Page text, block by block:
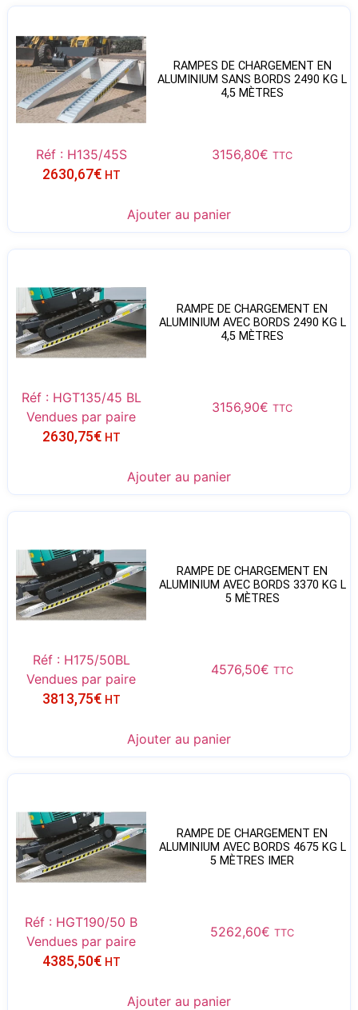
RAMPES DE CHARGEMENT EN
ALUMINIUM SANS BORDS 2490 KG L
4,5 MÈTRES
Réf : H135/45S 3156,80€ TTC
2630,67€ HT
Ajouter au panier
RAMPE DE CHARGEMENT EN
ALUMINIUM AVEC BORDS 2490 KG L
4,5 MÈTRES
Réf : HGT135/45 BL
Vendues par paire
3156,90€ TTC
2630,75€ HT
Ajouter au panier
RAMPE DE CHARGEMENT EN
ALUMINIUM AVEC BORDS 3370 KG L
5 MÈTRES
Réf : H175/50BL
Vendues par paire
4576,50€ TTC
3813,75€ HT
Ajouter au panier
RAMPE DE CHARGEMENT EN
ALUMINIUM AVEC BORDS 4675 KG L
5 MÈTRES IMER
Réf : HGT190/50 B
Vendues par paire
5262,60€ TTC
4385,50€ HT
Ajouter au panier